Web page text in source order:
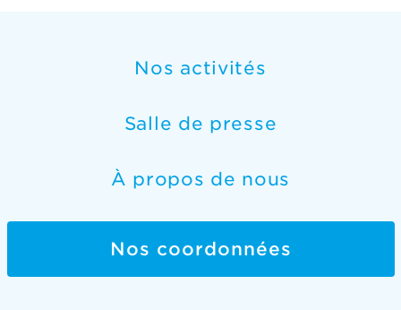
Nos activités
Salle de presse
À propos de nous
Nos coordonnées